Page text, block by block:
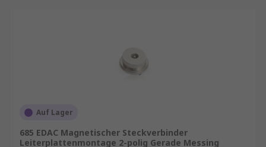
Auf Lager
685 EDAC Magnetischer Steckverbinder
Leiterplattenmontage 2-polig Gerade Messing